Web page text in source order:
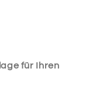
für Ihren